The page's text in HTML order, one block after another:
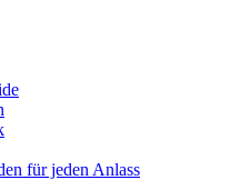
für jeden Anlass